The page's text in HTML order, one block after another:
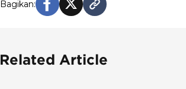
Bagikan:
Related Article